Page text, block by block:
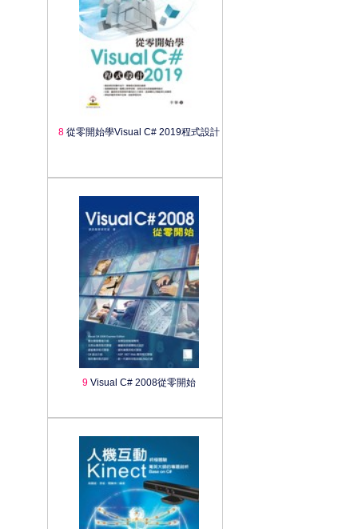
8從零開始學Visual C# 2019程式設計
9Visual C# 2008從零開始